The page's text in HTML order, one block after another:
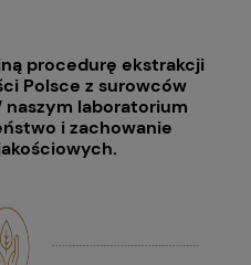
procedurę ekstrakcji
Polsce z surowców
naszym laboratorium
i zachowanie